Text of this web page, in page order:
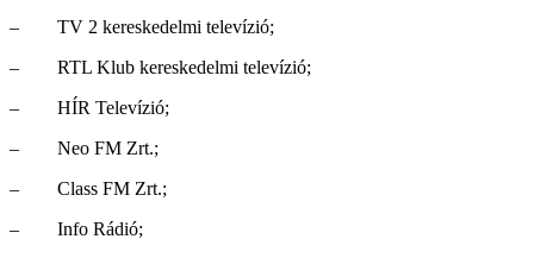
– TV 2 kereskedelmi televízió;
– RTL Klub kereskedelmi televízió;
– HÍR Televízió;
– Neo FM Zrt.;
– Class FM Zrt.;
– Info Rádió;